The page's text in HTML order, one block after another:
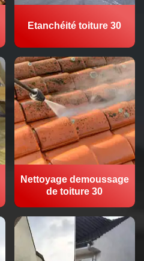
Etanchéité toiture 30
Nettoyage demoussage
de toiture 30